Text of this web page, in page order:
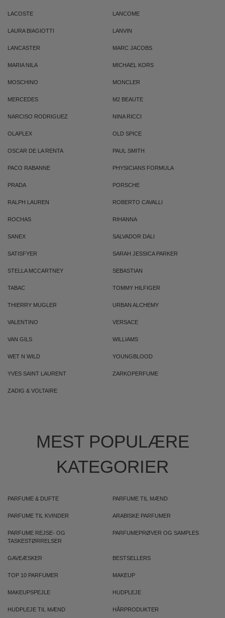
LACOSTE LANCOME
LAURA BIAGIOTTI LANVIN
LANCASTER MARC JACOBS
MARIA NILA MICHAEL KORS
MOSCHINO MONCLER
MERCEDES M2 BEAUTE
NARCISO RODRIGUEZ NINA RICCI
OLAPLEX OLD SPICE
OSCAR DE LA RENTA PAUL SMITH
PACO RABANNE PHYSICIANS FORMULA
PRADA PORSCHE
RALPH LAUREN ROBERTO CAVALLI
ROCHAS RIHANNA
SANEX SALVADOR DALI
SATISFYER SARAH JESSICA PARKER
STELLA MCCARTNEY SEBASTIAN
TABAC TOMMY HILFIGER
THIERRY MUGLER URBAN ALCHEMY
VALENTINO VERSACE
VAN GILS WILLIAMS
WET N WILD YOUNGBLOOD
YVES SAINT LAURENT ZARKOPERFUME
ZADIG & VOLTAIRE
MEST POPULÆRE
KATEGORIER
PARFUME & DUFTE PARFUME TIL MÆND
PARFUME TIL KVINDER ARABISKE PARFUMER
PARFUME REJSE- OG
TASKESTØRRELSER
PARFUMEPRØVER OG SAMPLES
GAVEÆSKER BESTSELLERS
TOP 10 PARFUMER MAKEUP
MAKEUPSPEJLE HUDPLEJE
HUDPLEJE TIL MÆND HÅRPRODUKTER